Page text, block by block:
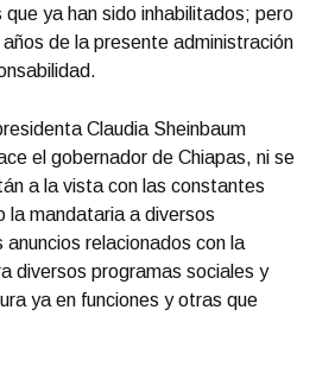
que ya han sido inhabilitados; pero
de la presente administración
Claudia Sheinbaum
el gobernador de Chiapas, ni se
a la vista con las constantes
la mandataria a diversos
relacionados con la
diversos programas sociales y
ya en funciones y otras que